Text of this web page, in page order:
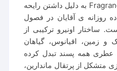
بازار شد. Fragrance World Oniro به دلیل داشتن رایحه
روزانه ی آقایان در فصول
اونیرو ترکیبی از
و زمین، اقیانوس، گیاهان
عطری همه پسند تبدل کرده
از پرتقال ماندارین،